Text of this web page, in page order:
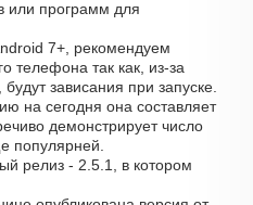
или программ для
7+, рекомендуем
телефона так как, из-за
зависания при запуске.
на сегодня она составляет
демонстрирует число
популярней.
релиз - 2.5.1, в котором